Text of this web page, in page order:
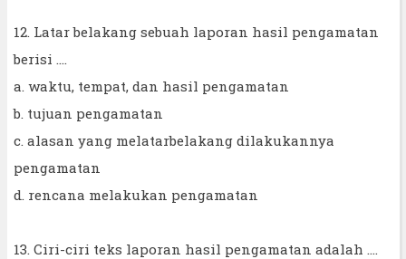
12. Latar belakang sebuah laporan hasil pengamatan
berisi ....
a. waktu, tempat, dan hasil pengamatan
b. tujuan pengamatan
c. alasan yang melatarbelakang dilakukannya
pengamatan
d. rencana melakukan pengamatan
13. Ciri-ciri teks laporan hasil pengamatan adalah ....